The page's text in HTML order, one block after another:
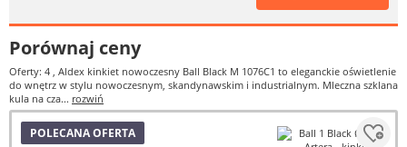
Porównaj ceny
Oferty: 4 , Aldex kinkiet nowoczesny Ball Black M 1076C1 to eleganckie oświetlenie
do wnętrz w stylu nowoczesnym, skandynawskim i industrialnym. Mleczna szklana
kula na cza... rozwiń
POLECANA OFERTA